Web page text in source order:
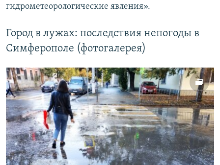
гидрометеорологические явления».
Город в лужах: последствия непогоды в
Симферополе (фотогалерея)